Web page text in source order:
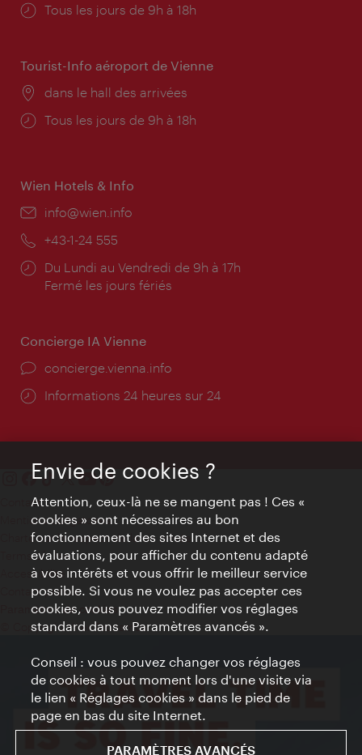
Horaires
Tous les jours de 9h à 18h
Tourist-Info aéroport de Vienne
Lieu:
dans le hall des arrivées
Horaires
Tous les jours de 9h à 18h
Wien Hotels & Info
E-
info@wien.info
Téléphone:
+43-1-24 555
Horaires
d'ouverture:
Du Lundi au Vendredi de 9h à 17h
Fermé les jours fériés
Concierge IA Vienne
Ort:
concierge.vienna.info
Öffnungszeiten:
Informations 24 heures sur 24
Contact
Mentions obligatoires
Charte sur le respect de la vie privée
Terms of Use
Accessibilité
Contact presse
Paramètres de cookies
© Copyright WienTourismus
Envie de cookies ?
Attention, ceux-là ne se mangent pas ! Ces «
cookies » sont nécessaires au bon
fonctionnement des sites Internet et des
évaluations, pour afficher du contenu adapté
à vos intérêts et vous offrir le meilleur service
possible. Si vous ne voulez pas accepter ces
cookies, vous pouvez modifier vos réglages
standard dans « Paramètres avancés ».
Conseil : vous pouvez changer vos réglages
de cookies à tout moment lors d'une visite via
le lien « Réglages cookies » dans le pied de
page en bas du site Internet.
PARAMÈTRES AVANCÉS